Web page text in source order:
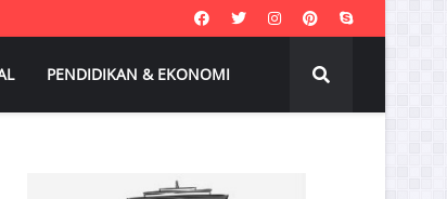
PENDIDIKAN & EKONOMI